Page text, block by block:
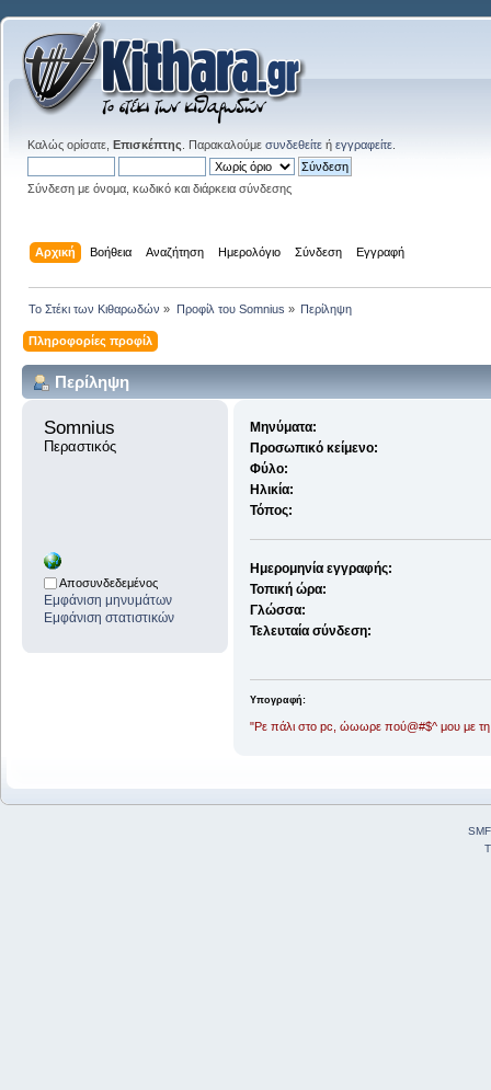
Καλώς ορίσατε, Επισκέπτης . Παρακαλούμε συνδεθείτε ή εγγραφείτε
Σύνδεση με όνομα, κωδικό και διάρκεια σύνδεσης
Αρχική Βοήθεια Αναζήτηση Ημερολόγιο Σύνδεση Εγγραφή
Το Στέκι των Κιθαρωδών » Προφίλ του Somnius » Περίληψη
Πληροφορίες προφίλ
Περίληψη
Somnius
Περαστικός
Αποσυνδεδεμένος
Εμφάνιση μηνυμάτων
Εμφάνιση στατιστικών
Μηνύματα:
Προσωπικό κείμενο:
Φύλο:
Ηλικία:
Τόπος:
Ημερομηνία εγγραφής:
Τοπική ώρα:
Γλώσσα:
Τελευταία σύνδεση:
Υπογραφή:
"Ρε πάλι στο pc, ώωωρε πού@#$^ μου με